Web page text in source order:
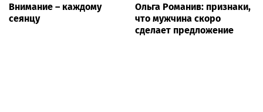
Внимание – каждому
сеянцу
Ольга Романив: признаки,
что мужчина скоро
сделает предложение